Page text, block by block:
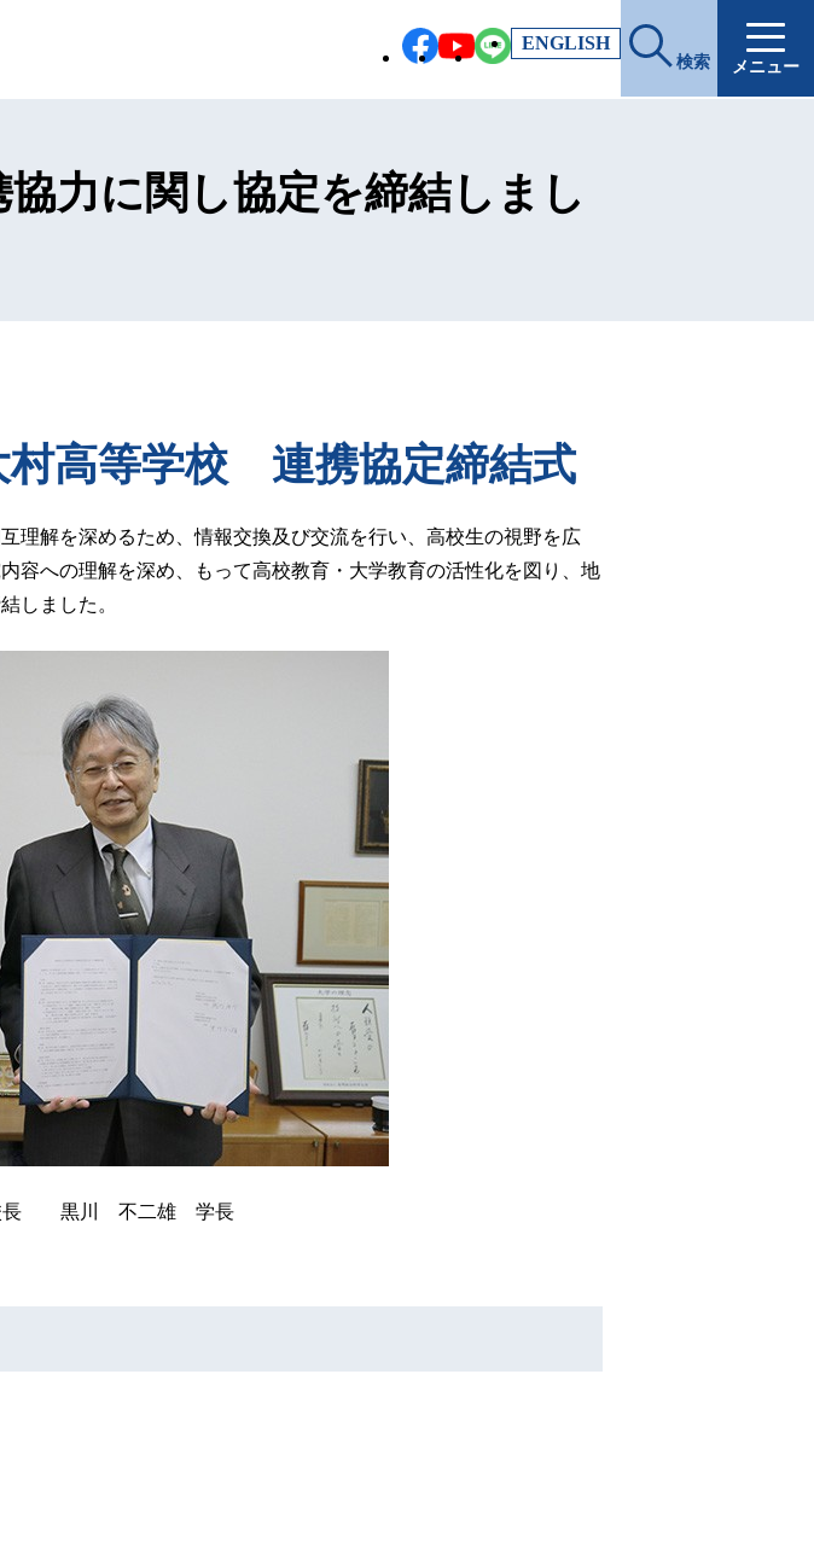
ENGLISH
検索 メニュー
力に関し協定を締結しまし
村高等学校 連携協定締結式
理解を深めるため、情報交換及び交流を行い、高校生の視野を広
容への理解を深め、もって高校教育・大学教育の活性化を図り、地
しました。
長 黒川 不二雄 学長